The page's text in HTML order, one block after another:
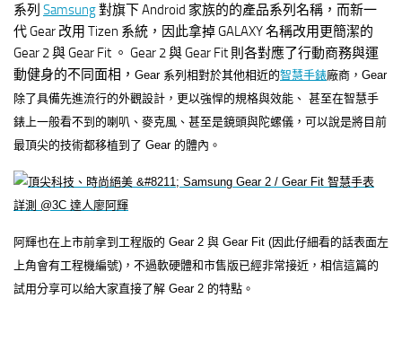
系列 Samsung對旗下 Android 家族的的產品系列名稱，而新一
代 Gear 改用 Tizen 系統，因此拿掉 GALAXY 名稱改用更簡潔的
Gear 2 與 Gear Fit 。 Gear 2 與 Gear Fit 則各對應了行動商務與運
動健身的不同面相， Gear 系列相對於其他相近的智慧手錶廠商，Gear
除了具備先進流行的外觀設計，更以強悍的規格與效能、 甚至在智慧手
錶上一般看不到的喇叭、麥克風、甚至是鏡頭與陀螺儀，可以說是將目前
最頂尖的技術都移植到了 Gear 的體內。
阿輝也在上市前拿到工程版的 Gear 2 與 Gear Fit (因此仔細看的話表面左
上角會有工程機編號)，不過軟硬體和市售版已經非常接近，相信這篇的
試用分享可以給大家直接了解 Gear 2 的特點。